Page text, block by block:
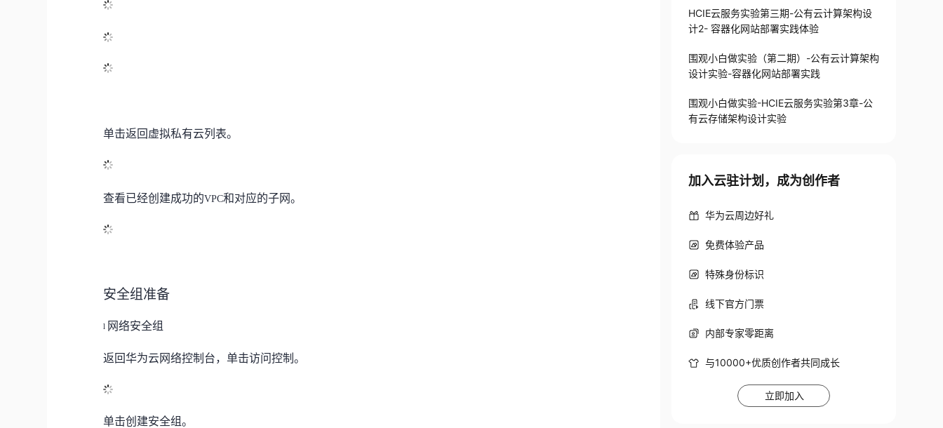
单击返回虚拟私有云列表。
查看已经创建成功的VPC和对应的子网。
安全组准备
l 网络安全组
返回华为云网络控制台，单击访问控制。
单击创建安全组。
HCIE云服务实验第三期-公有云计算架构设
计2- 容器化网站部署实践体验
围观小白做实验（第二期）-公有云计算架构
设计实验-容器化网站部署实践
围观小白做实验-HCIE云服务实验第3章-公
有云存储架构设计实验
加入云驻计划，成为创作者
华为云周边好礼
免费体验产品
特殊身份标识
线下官方门票
内部专家零距离
与10000+优质创作者共同成长
立即加入